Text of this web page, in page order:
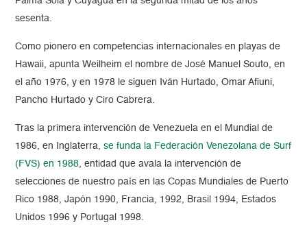
sesenta.
Como pionero en competencias internacionales en playas de
Hawaii, apunta Weilheim el nombre de José Manuel Souto, en
el año 1976, y en 1978 le siguen Iván Hurtado, Omar Afiuni,
Pancho Hurtado y Ciro Cabrera.
Tras la primera intervención de Venezuela en el Mundial de
1986, en Inglaterra,se funda la Federación Venezolana de Surf
(FVS) en 1988, entidad que avala la intervención de
selecciones de nuestro país en las Copas Mundiales de Puerto
Rico 1988, Japón 1990, Francia, 1992, Brasil 1994, Estados
Unidos 1996 y Portugal 1998.